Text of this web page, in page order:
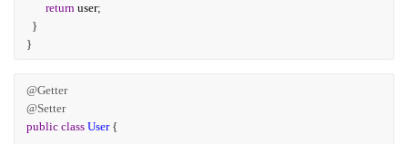
return user;
}
}
@Getter
@Setter
public class User{